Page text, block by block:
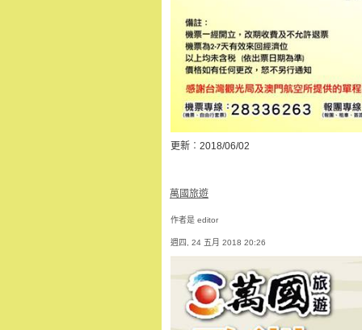
更新︰2018/06/02
萬國旅遊
作者是 editor
週四, 24 五月 2018 20:26